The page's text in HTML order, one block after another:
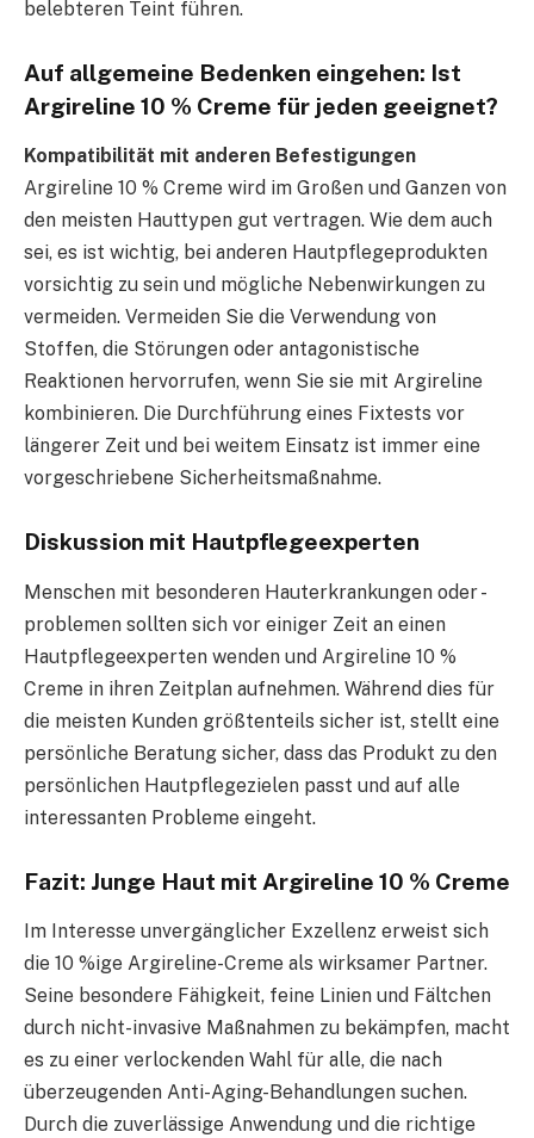
belebteren Teint führen.
Auf allgemeine Bedenken eingehen: Ist
Argireline 10 % Creme für jeden geeignet?
Kompatibilität mit anderen Befestigungen
Argireline 10 % Creme wird im Großen und Ganzen von
den meisten Hauttypen gut vertragen. Wie dem auch
sei, es ist wichtig, bei anderen Hautpflegeprodukten
vorsichtig zu sein und mögliche Nebenwirkungen zu
vermeiden. Vermeiden Sie die Verwendung von
Stoffen, die Störungen oder antagonistische
Reaktionen hervorrufen, wenn Sie sie mit Argireline
kombinieren. Die Durchführung eines Fixtests vor
längerer Zeit und bei weitem Einsatz ist immer eine
vorgeschriebene Sicherheitsmaßnahme.
Diskussion mit Hautpflegeexperten
Menschen mit besonderen Hauterkrankungen oder -
problemen sollten sich vor einiger Zeit an einen
Hautpflegeexperten wenden und Argireline 10 %
Creme in ihren Zeitplan aufnehmen. Während dies für
die meisten Kunden größtenteils sicher ist, stellt eine
persönliche Beratung sicher, dass das Produkt zu den
persönlichen Hautpflegezielen passt und auf alle
interessanten Probleme eingeht.
Fazit: Junge Haut mit Argireline 10 % Creme
Im Interesse unvergänglicher Exzellenz erweist sich
die 10 %ige Argireline-Creme als wirksamer Partner.
Seine besondere Fähigkeit, feine Linien und Fältchen
durch nicht-invasive Maßnahmen zu bekämpfen, macht
es zu einer verlockenden Wahl für alle, die nach
überzeugenden Anti-Aging-Behandlungen suchen.
Durch die zuverlässige Anwendung und die richtige